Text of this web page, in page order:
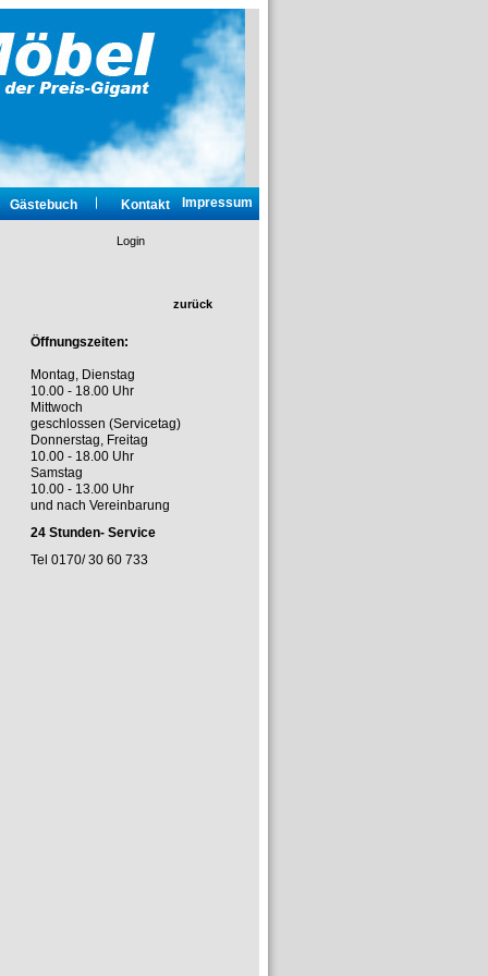
Gästebuch Kontakt Impressum
Login
zurück
Öffnungszeiten:
Montag, Dienstag
10.00 - 18.00 Uhr
Mittwoch
geschlossen (Servicetag)
Donnerstag, Freitag
10.00 - 18.00 Uhr
Samstag
10.00 - 13.00 Uhr
und nach Vereinbarung
24 Stunden- Service
Tel 0170/ 30 60 733